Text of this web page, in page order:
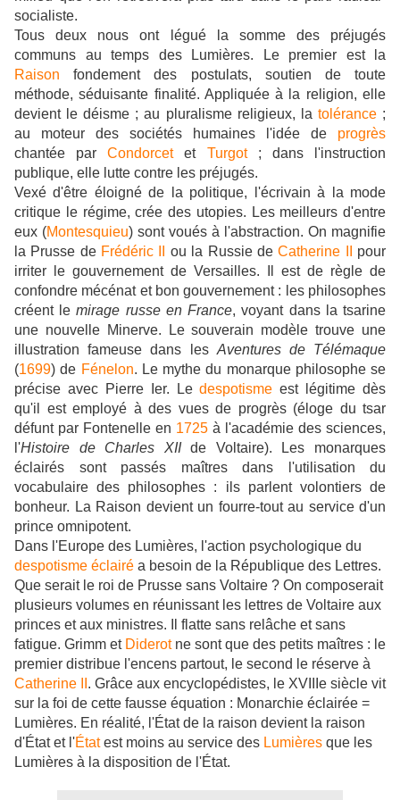
socialiste.
Tous deux nous ont légué la somme des préjugés
communs au temps des Lumières. Le premier est la
Raison fondement des postulats, soutien de toute
méthode, séduisante finalité. Appliquée à la religion, elle
devient le déisme ; au pluralisme religieux, la tolérance;
au moteur des sociétés humaines l'idée de progrès
chantée parCondorcetet Turgot; dans l'instruction
publique, elle lutte contre les préjugés.
Vexé d'être éloigné de la politique, l'écrivain à la mode
critique le régime, crée des utopies. Les meilleurs d'entre
eux (Montesquieu) sont voués à l'abstraction. On magnifie
la Prusse de Frédéric II ou la Russie deCatherine II
pour
irriter le gouvernement de Versailles. Il est de règle de
confondre mécénat et bon gouvernement : les philosophes
créent lemirage russe en France, voyant dans la tsarine
une nouvelle Minerve. Le souverain modèle trouve une
illustration fameuse dans les Aventures de Télémaque
(1699) de Fénelon. Le mythe du monarque philosophe se
précise avec Pierre Ier. Ledespotisme est légitime dès
qu'il est employé à des vues de progrès (éloge du tsar
défunt par Fontenelle en 1725 à l'académie des sciences,
l'Histoire de Charles XIIde Voltaire). Les monarques
éclairés sont passés maîtres dans l'utilisation du
vocabulaire des philosophes : ils parlent volontiers de
bonheur. La Raison devient un fourre-tout au service d'un
prince omnipotent.
Dans l'Europe des Lumières, l'action psychologique du
despotisme éclairé a besoin de la République des Lettres.
Que serait le roi de Prusse sans Voltaire ? On composerait
plusieurs volumes en réunissant les lettres de Voltaire aux
princes et aux ministres. Il flatte sans relâche et sans
fatigue. Grimm et Diderotne sont que des petits maîtres : le
premier distribue l'encens partout, le second le réserve à
Catherine II . Grâce aux encyclopédistes, le XVIIIe siècle vit
sur la foi de cette fausse équation : Monarchie éclairée =
Lumières. En réalité, l'État de la raison devient la raison
d'État et l'Étatest moins au service des Lumières que les
Lumières à la disposition de l'État.